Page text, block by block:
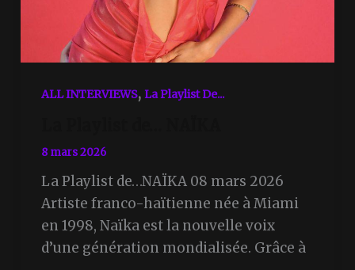
ALL INTERVIEWS, La Playlist De...
8 mars 2026
La Playlist de…NAÏKA 08 mars 2026
Artiste franco-haïtienne née à Miami
en 1998, Naïka est la nouvelle voix
d’une génération mondialisée. Grâce à